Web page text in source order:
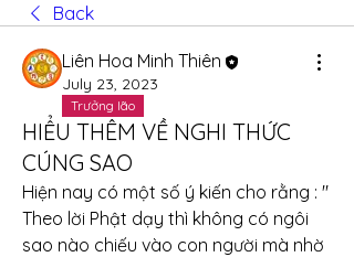
Back
Liên Hoa Minh Thiên
July 23, 2023
Trưởng lão
HIỂU THÊM VỀ NGHI THỨC
CÚNG SAO
Hiện nay có một số ý kiến cho rằng : "
Theo lời Phật dạy thì không có ngôi
sao nào chiếu vào con người mà nhờ